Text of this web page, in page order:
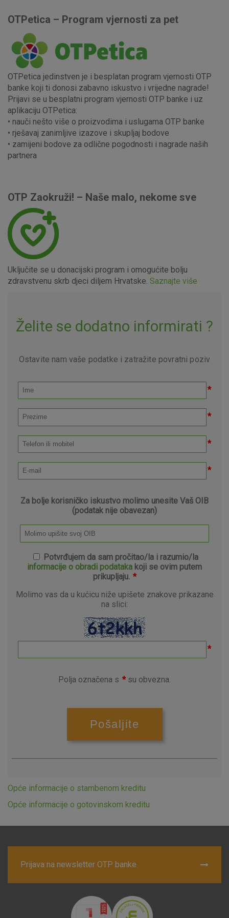
OTPetica – Program vjernosti za pet
OTPetica jedinstven je i besplatan program vjernosti OTP
banke koji ti donosi zabavno iskustvo i vrijedne nagrade!
Prijavi se u besplatni program vjernosti OTP banke i uz
aplikaciju OTPetica:
• nauči nešto više o proizvodima i uslugama OTP banke
• rješavaj zanimljive izazove i skupljaj bodove
• zamijeni bodove za odlične pogodnosti i nagrade naših
partnera
OTP Zaokruži! – Naše malo, nekome sve
Uključite se u donacijski program i omogućite bolju
zdravstvenu skrb djeci diljem Hrvatske. Saznajte više
Opće informacije o stambenom kreditu
Opće informacije o gotovinskom kreditu
Prijava na newsletter OTP banke
Nužni (tehnički) kolačići - uvijek aktivni
Ovi kolačići nužni su za funkcioniranje internetske stranice i
ne mogu se isključiti u našim sustavima. Uobičajeno se
postavljaju kao odgovor na vaše radnje koje uključuju zahtjev
za uslugama, kao što su postavke kolačića. Svoj preglednik
možete postaviti da blokira te kolačiće ili pošalje upozorenje
o njima, ali u tom slučaju neki dijelovi stranice neće raditi. Ti
kolačići ne pohranjuju nikakve informacije koje bi vas mogle
identificirati.
Detaljnije informacije o kolačićima